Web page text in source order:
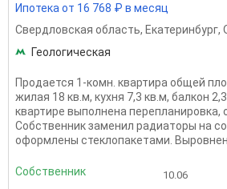
Ипотека от 16 768 ₽ в месяц
Свердловская область, Екатеринбург,
Геологическая
Продается 1-комн. квартира общей
жилая 18 кв.м, кухня 7,3 кв.м, балкон
квартире выполнена перепланировка,
Собственник заменил радиаторы на
оформлены стеклопакетами.
Собственник 10.06